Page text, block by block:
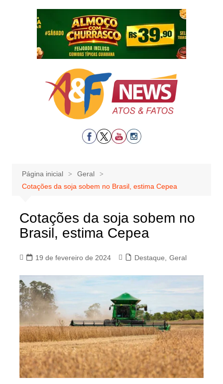
Página inicial
Geral
Cotações da soja sobem no Brasil, estima Cepea
Cotações da soja sobem no
Brasil, estima Cepea
19 de fevereiro de 2024 Destaque Geral